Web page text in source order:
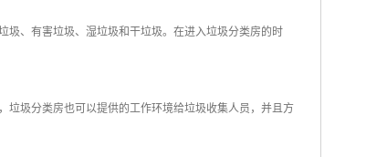
圾、有害垃圾、湿垃圾和干垃圾。在进入垃圾分类房的时
垃圾分类房也可以提供的工作环境给垃圾收集人员，并且方